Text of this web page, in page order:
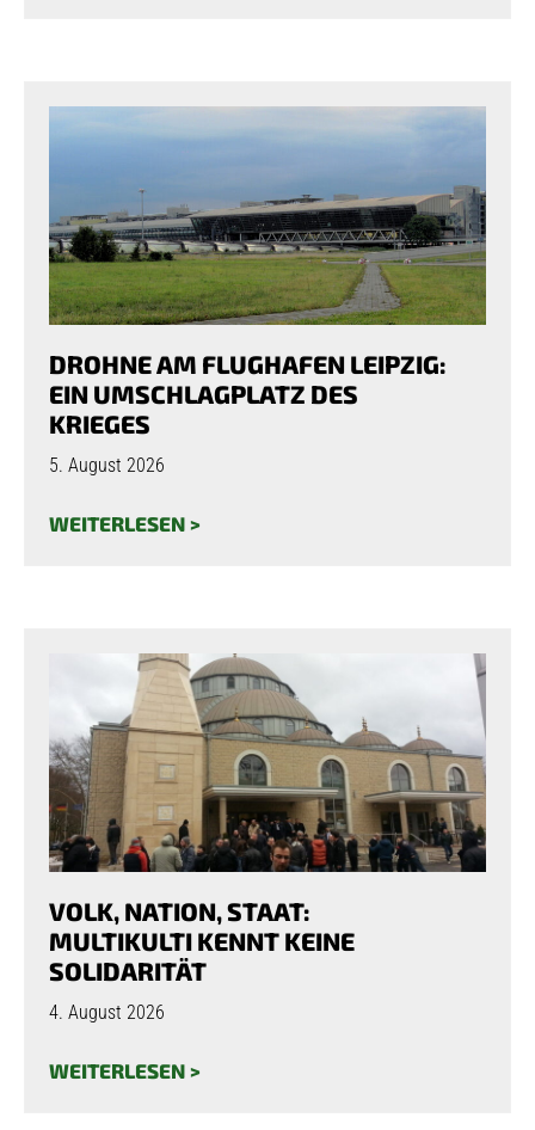
DROHNE AM FLUGHAFEN LEIPZIG:
EIN UMSCHLAGPLATZ DES
KRIEGES
5. August 2026
WEITERLESEN >
VOLK, NATION, STAAT:
MULTIKULTI KENNT KEINE
SOLIDARITÄT
4. August 2026
WEITERLESEN >